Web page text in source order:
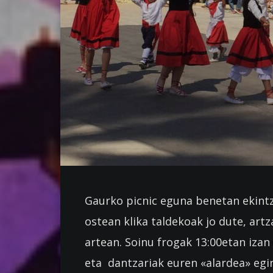
Gaurko picnic eguna benetan
ostean klika taldekoak jo dute,
artean. Soinu frogak 13:00etan
eta dantzariak euren «alardea»